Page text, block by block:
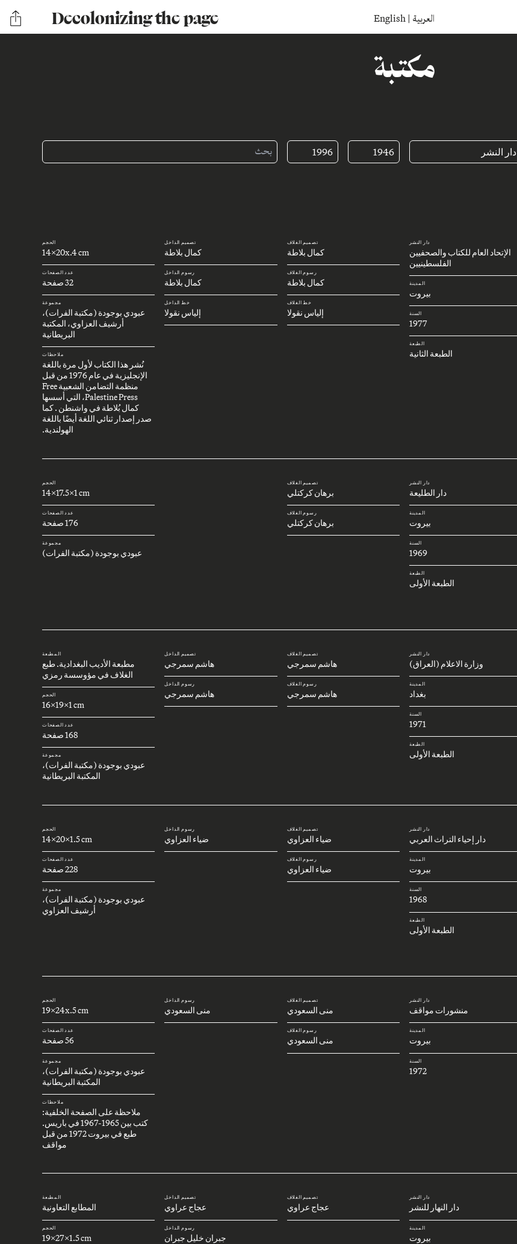
Decolonizing the page English | العربية
مكتبة
دار النشر 1946
1996
دار النشر
الإتحاد العام للكتاب والصحفيين
الفلسطينيين
المدينة
بيروت
السنة
1977
الطبعة
الطبعة الثانية
تصميم الغلاف
كمال بلاطة
رسوم الغلاف
كمال بلاطة
خط الغلاف
إلياس نقولا
تصميم الداخل
كمال بلاطة
رسوم الداخل
كمال بلاطة
خط الداخل
إلياس نقولا
الحجم
14x20x.4 cm
عدد الصفحات
32 صفحة
مجموعة
عبودي بوجودة (مكتبة الفرات)،
أرشيف العزاوي، المكتبة
البريطانية
ملاحظات
نُشر هذا الكتاب لأول مرة باللغة
الإنجليزية في عام 1976 من قبل
منظمة التضامن الشعبية Free
Palestine Press، التي أسسها
كمال بُلاطة في واشنطن . كما
صدر إصدار ثنائي اللغة أيضًا باللغة
الهولندية.
دار النشر
دار الطليعة
المدينة
بيروت
السنة
1969
الطبعة
الطبعة الأولى
تصميم الغلاف
برهان كركتلي
رسوم الغلاف
برهان كركتلي
الحجم
14x17.5x1 cm
عدد الصفحات
176 صفحة
مجموعة
عبودي بوجودة (مكتبة الفرات)
دار النشر
وزارة الاعلام (العراق)
المدينة
بغداد
السنة
1971
الطبعة
الطبعة الأولى
تصميم الغلاف
هاشم سمرجي
رسوم الغلاف
هاشم سمرجي
تصميم الداخل
هاشم سمرجي
رسوم الداخل
هاشم سمرجي
المطبعة
مطبعة الأديب البغدادية. طبع
الغلاف في مؤوسسة رمزي
الحجم
16x19x1 cm
عدد الصفحات
168 صفحة
مجموعة
عبودي بوجودة (مكتبة الفرات)،
المكتبة البريطانية
دار النشر
دار إحياء التراث العربي
المدينة
بيروت
السنة
1968
الطبعة
الطبعة الأولى
تصميم الغلاف
ضياء العزاوي
رسوم الغلاف
ضياء العزاوي
رسوم الداخل
ضياء العزاوي
الحجم
14x20x1.5 cm
عدد الصفحات
228 صفحة
مجموعة
عبودي بوجودة (مكتبة الفرات)،
أرشيف العزاوي
دار النشر
منشورات مواقف
المدينة
بيروت
السنة
1972
تصميم الغلاف
منى السعودي
رسوم الغلاف
منى السعودي
رسوم الداخل
منى السعودي
الحجم
19x24x.5 cm
عدد الصفحات
56 صفحة
مجموعة
عبودي بوجودة (مكتبة الفرات)،
المكتبة البريطانية
ملاحظات
ملاحظة على الصفحة الخلفية:
كتب بين 1965-1967 في باريس.
طبع في بيروت 1972 من قبل
مواقف
دار النشر
دار النهار للنشر
المدينة
بيروت
تصميم الغلاف
عجاج عراوي
تصميم الداخل
عجاج عراوي
رسوم الداخل
جبران خليل جبران
المطبعة
المطابع التعاونية
الحجم
19x27x1.5 cm